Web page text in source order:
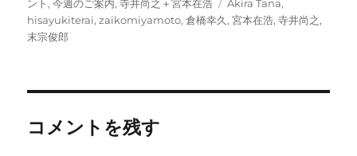
者
日:
ゴ
ント ,今週のご案内,寺井尚之＋宮本在浩
グ
Akira Tana,
hisayukiterai,zaikomiyamoto,倉橋幸久 ,宮本在浩,寺井尚之,
末宗俊郎
コメントを残す